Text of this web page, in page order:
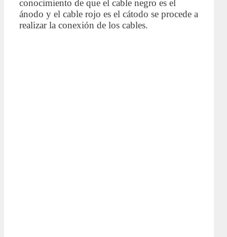
conocimiento de que el cable negro es el
ánodo y el cable rojo es el cátodo se procede a
realizar la conexión de los cables.